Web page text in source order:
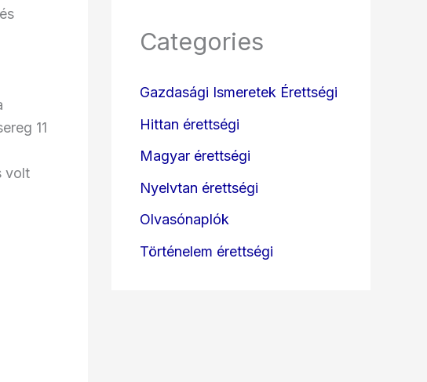
11
volt
Categories
Gazdasági Ismeretek Érettségi
Hittan érettségi
Magyar érettségi
Nyelvtan érettségi
Olvasónaplók
Történelem érettségi